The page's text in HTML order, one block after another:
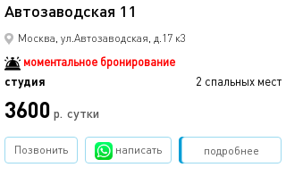
Автозаводская 11
Москва, ул.Автозаводская, д.17 к3
моментальное бронирование
студия
2 спальных мест
3600 р. сутки
подробнее
Позвонить написать Забронировать